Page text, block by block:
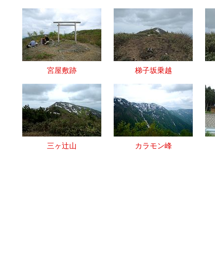
宮屋敷跡 梯子坂乗越
三ヶ辻山 カラモン峰